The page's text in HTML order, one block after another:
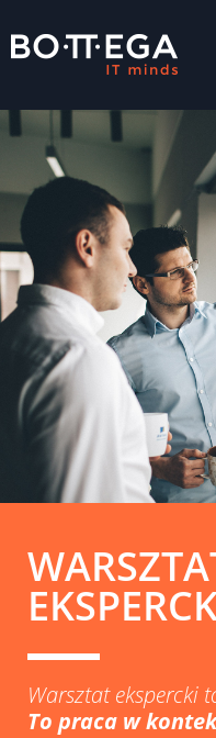
Warsztat ekspercki
To praca w